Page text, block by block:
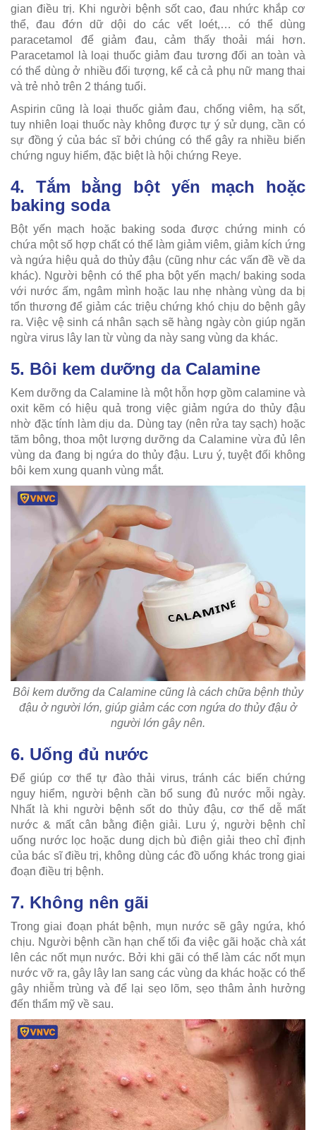
gian điều trị. Khi người bệnh sốt cao, đau nhức khắp cơ
thể, đau đớn dữ dội do các vết loét,… có thể dùng
paracetamol để giảm đau, cảm thấy thoải mái hơn.
Paracetamol là loại thuốc giảm đau tương đối an toàn và
có thể dùng ở nhiều đối tượng, kể cả cả phụ nữ mang thai
và trẻ nhỏ trên 2 tháng tuổi.
Aspirin cũng là loại thuốc giảm đau, chống viêm, hạ sốt,
tuy nhiên loại thuốc này không được tự ý sử dụng, cần có
sự đồng ý của bác sĩ bởi chúng có thể gây ra nhiều biến
chứng nguy hiểm, đặc biệt là hội chứng Reye.
4. Tắm bằng bột yến mạch hoặc
baking soda
Bột yến mạch hoặc baking soda được chứng minh có
chứa một số hợp chất có thể làm giảm viêm, giảm kích ứng
và ngứa hiệu quả do thủy đậu (cũng như các vấn đề về da
khác). Người bệnh có thể pha bột yến mạch/ baking soda
với nước ấm, ngâm mình hoặc lau nhẹ nhàng vùng da bị
tổn thương để giảm các triệu chứng khó chịu do bệnh gây
ra. Việc vệ sinh cá nhân sạch sẽ hàng ngày còn giúp ngăn
ngừa virus lây lan từ vùng da này sang vùng da khác.
5. Bôi kem dưỡng da Calamine
Kem dưỡng da Calamine là một hỗn hợp gồm calamine và
oxit kẽm có hiệu quả trong việc giảm ngứa do thủy đậu
nhờ đặc tính làm dịu da. Dùng tay (nên rửa tay sạch) hoặc
tăm bông, thoa một lượng dưỡng da Calamine vừa đủ lên
vùng da đang bị ngứa do thủy đậu. Lưu ý, tuyệt đối không
bôi kem xung quanh vùng mắt.
Bôi kem dưỡng da Calamine cũng là cách chữa bệnh thủy
đậu ở người lớn, giúp giảm các cơn ngứa do thủy đậu ở
người lớn gây nên.
6. Uống đủ nước
Để giúp cơ thể tự đào thải virus, tránh các biến chứng
nguy hiểm, người bệnh cần bổ sung đủ nước mỗi ngày.
Nhất là khi người bệnh sốt do thủy đậu, cơ thể dễ mất
nước & mất cân bằng điện giải. Lưu ý, người bệnh chỉ
uống nước lọc hoặc dung dịch bù điện giải theo chỉ định
của bác sĩ điều trị, không dùng các đồ uống khác trong giai
đoạn điều trị bệnh.
7. Không nên gãi
Trong giai đoạn phát bệnh, mụn nước sẽ gây ngứa, khó
chịu. Người bệnh cần hạn chế tối đa việc gãi hoặc chà xát
lên các nốt mụn nước. Bởi khi gãi có thể làm các nốt mụn
nước vỡ ra, gây lây lan sang các vùng da khác hoặc có thể
gây nhiễm trùng và để lại sẹo lõm, sẹo thâm ảnh hưởng
đến thẩm mỹ về sau.